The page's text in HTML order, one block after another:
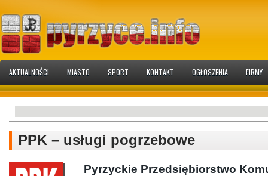
AKTUALNOŚCI MIASTO SPORT KONTAKT OGŁOSZENIA FIRMY
PPK – usługi pogrzebowe
Pyrzyckie Przedsiębiorstwo